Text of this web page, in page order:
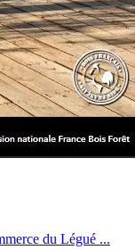
du Légué ...